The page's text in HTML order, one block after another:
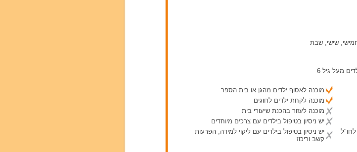
שישי, שבת
לחו"ל
מוכנה לאסוף ילדים מהגן או בית הספר
מוכנה לקחת ילדים לחוגים
מוכנה לעזור בהכנת שיעורי בית
יש ניסיון בטיפול בילדים עם צרכים מיוחדים
יש ניסיון בטיפול בילדים עם ליקוי למידה, הפרעות
קשב וריכוז